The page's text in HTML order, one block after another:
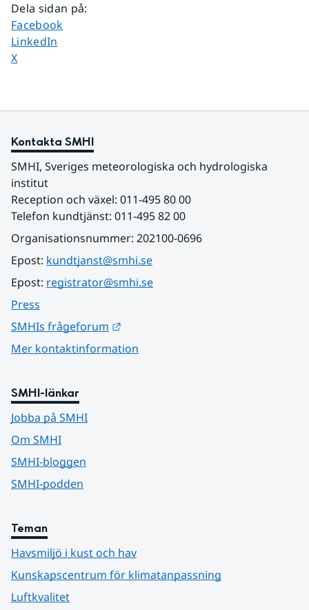
Dela sidan på:
Dela sidan på
Facebook
Dela sidan på
LinkedIn
Dela sidan på
X
Kontakta SMHI
SMHI, Sveriges meteorologiska och hydrologiska
institut
Reception och växel: 011-495 80 00
Telefon kundtjänst: 011-495 82 00
Organisationsnummer: 202100-0696
Epost: kundtjanst@smhi.se
Epost: registrator@smhi.se
Press
SMHIs frågeforum
Mer kontaktinformation
SMHI-länkar
Jobba på SMHI
Om SMHI
SMHI-bloggen
SMHI-podden
Teman
Havsmiljö i kust och hav
Kunskapscentrum för klimatanpassning
Luftkvalitet